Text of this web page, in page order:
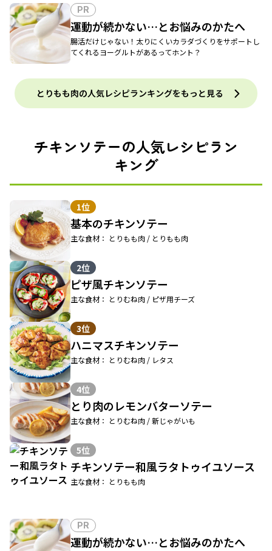
PR
運動が続かない…とお悩みのかたへ
腸活だけじゃない！太りにくいカラダづくりをサポートし
てくれるヨーグルトがあるってホント？
とりもも肉の人気レシピランキングをもっと見る
チキンソテーの人気レシピラン
キング
1位
基本のチキンソテー
主な食材： とりもも肉 / とりもも肉
2位
ピザ風チキンソテー
主な食材： とりむね肉 / ピザ用チーズ
3位
ハニマスチキンソテー
主な食材： とりむね肉 / レタス
4位
とり肉のレモンバターソテー
主な食材： とりむね肉 / 新じゃがいも
5位
チキンソテー和風ラタトゥイユソース
主な食材： とりもも肉
PR
運動が続かない…とお悩みのかたへ